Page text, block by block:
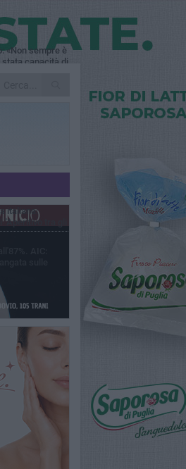
«Non sempre è
stata capacità di
distributore di
ai nastri di
gusto che
italiana:
tra gli
AIC:
sulle